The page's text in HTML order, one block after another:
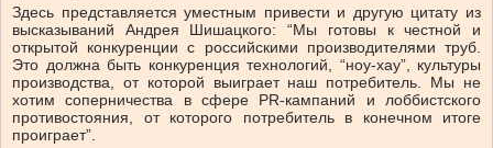
Здесь представляется уместным привести и другую цитату из
высказываний Андрея Шишацкого: “Мы готовы к честной и
открытой конкуренции с российскими производителями труб.
Это должна быть конкуренция технологий, “ноу-хау”, культуры
производства, от которой выиграет наш потребитель. Мы не
хотим соперничества в сфере PR-кампаний и лоббистского
противостояния, от которого потребитель в конечном итоге
проиграет”.